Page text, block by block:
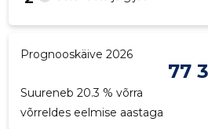
Prognooskäive 2026
77
Suureneb 20.3 % võrra
võrreldes eelmise aastaga